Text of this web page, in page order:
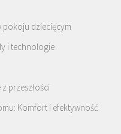
pokoju dziecięcym
i technologie
przeszłości
Komfort i efektywność